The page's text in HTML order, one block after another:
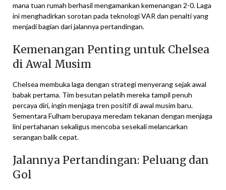
mana tuan rumah berhasil mengamankan kemenangan 2-0. Laga
ini menghadirkan sorotan pada teknologi VAR dan penalti yang
menjadi bagian dari jalannya pertandingan.
Kemenangan Penting untuk Chelsea
di Awal Musim
Chelsea membuka laga dengan strategi menyerang sejak awal
babak pertama. Tim besutan pelatih mereka tampil penuh
percaya diri, ingin menjaga tren positif di awal musim baru.
Sementara Fulham berupaya meredam tekanan dengan menjaga
lini pertahanan sekaligus mencoba sesekali melancarkan
serangan balik cepat.
Jalannya Pertandingan: Peluang dan
Gol